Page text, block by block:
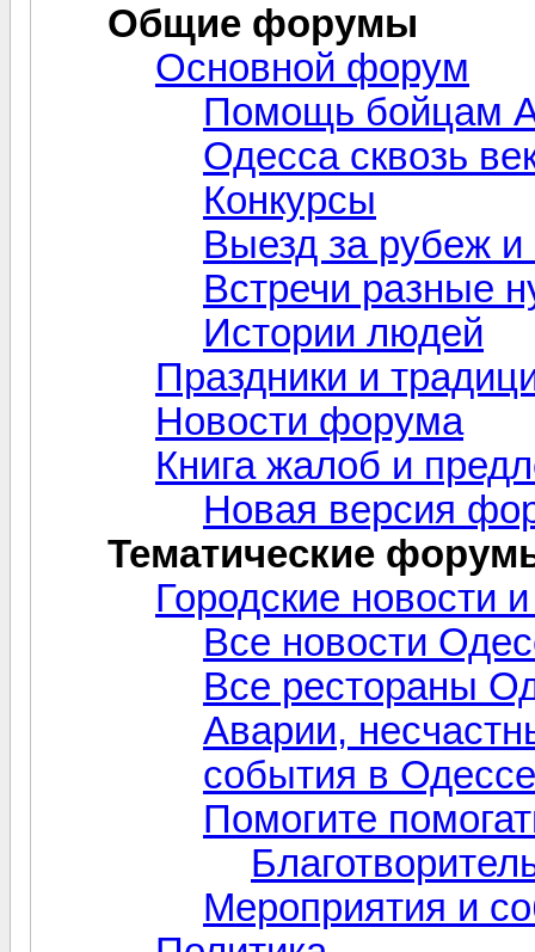
Общие форумы
Основной форум
Помощь бойцам
Одесса сквозь
Конкурсы
Выезд за рубеж
Встречи разные
Истории людей
Праздники и
Новости форума
Книга жалоб и
Новая версия
Тематические
Городские новости
Все новости
Все рестораны
Аварии,
события в
Помогите
Мероприятия и